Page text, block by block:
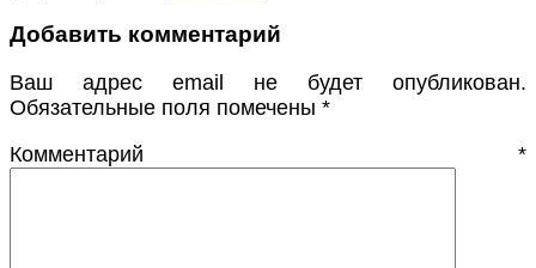
Добавить комментарий
Ваш адрес email не будет опубликован.
Обязательные поля помечены *
Комментарий *